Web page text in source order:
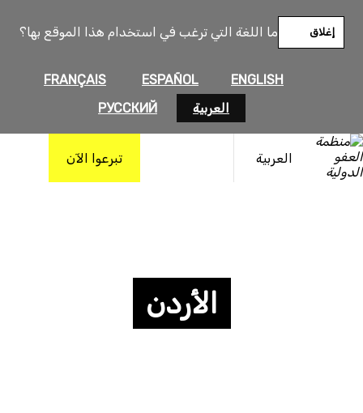
ما اللغة التي ترغب في استخدام هذا الموقع بها؟
ENGLISH
ESPAÑOL
FRANÇAIS
العربية
РУССКИЙ
إغلاق
العربية تبرعوا الآن
الأردن